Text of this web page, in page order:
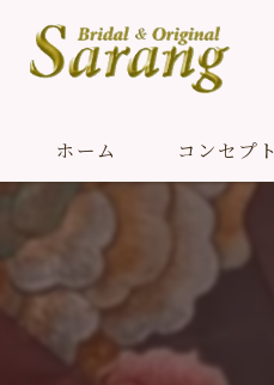
ホーム コンセプト